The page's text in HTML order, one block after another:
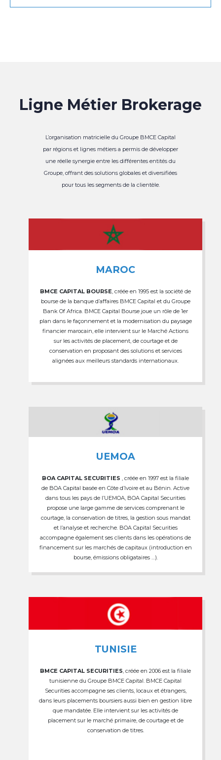
Ligne Métier Brokerage
L’organisation matricielle du Groupe BMCE Capital
par régions et lignes métiers a permis de développer
une réelle synergie entre les différentes entités du
Groupe, offrant des solutions globales et diversifiées
pour tous les segments de la clientèle.
MAROC
BMCE CAPITAL BOURSE , créée en 1995 est la société de
bourse de la banque d’affaires BMCE Capital et du Groupe
Bank Of Africa. BMCE Capital Bourse joue un rôle de 1er
plan dans le façonnement et la modernisation du paysage
financier marocain, elle intervient sur le Marché Actions
sur les activités de placement, de courtage et de
conservation en proposant des solutions et services
alignées aux meilleurs standards internationaux.
UEMOA
BOA CAPITAL SECURITIES , créée en 1997 est la filiale
de BOA Capital basée en Côte d’Ivoire et au Bénin. Active
dans tous les pays de l’UEMOA, BOA Capital Securities
propose une large gamme de services comprenant le
courtage, la conservation de titres, la gestion sous mandat
et l’analyse et recherche. BOA Capital Securities
accompagne également ses clients dans les opérations de
financement sur les marchés de capitaux (introduction en
bourse, émissions obligataires …).
TUNISIE
BMCE CAPITAL SECURITIES , créée en 2006 est la filiale
tunisienne du Groupe BMCE Capital. BMCE Capital
Securities accompagne ses clients, locaux et étrangers,
dans leurs placements boursiers aussi bien en gestion libre
que mandatée. Elle intervient sur les activités de
placement sur le marché primaire, de courtage et de
conservation de titres.